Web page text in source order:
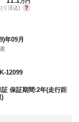
(リ済込)
年09月
12099
証 保証期間:2年(走行距
)